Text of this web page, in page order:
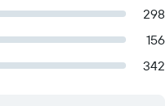
298
156
342